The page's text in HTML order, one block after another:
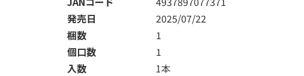
発売日
2025/07/22
梱数
1
個口数
1
入数
1本